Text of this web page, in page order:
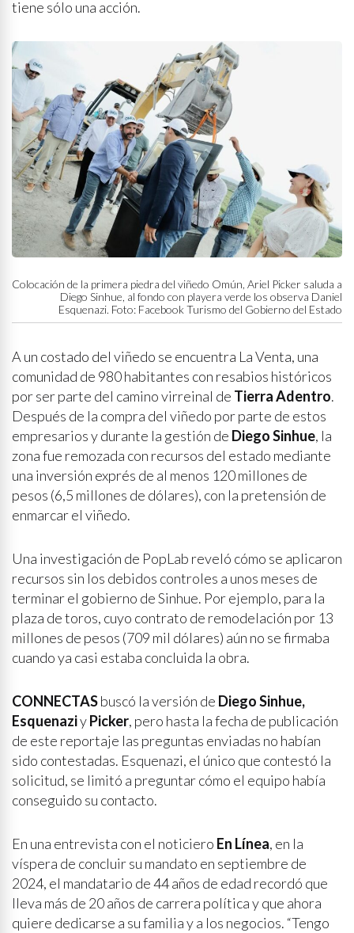
tiene sólo una acción.
Colocación de la primera piedra del viñedo Omún, Ariel Picker saluda a
Diego Sinhue, al fondo con playera verde los observa Daniel
Esquenazi. Foto: Facebook Turismo del Gobierno del Estado
A un costado del viñedo se encuentra La Venta, una
comunidad de 980 habitantes con resabios históricos
por ser parte del camino virreinal de Tierra Adentro.
Después de la compra del viñedo por parte de estos
empresarios y durante la gestión de Diego Sinhue, la
zona fue remozada con recursos del estado mediante
una inversión exprés de al menos 120 millones de
pesos (6,5 millones de dólares), con la pretensión de
enmarcar el viñedo.
Una investigación de PopLab reveló cómo se aplicaron
recursos sin los debidos controles a unos meses de
terminar el gobierno de Sinhue. Por ejemplo, para la
plaza de toros, cuyo contrato de remodelación por 13
millones de pesos (709 mil dólares) aún no se firmaba
cuando ya casi estaba concluida la obra.
CONNECTASbuscó la versión de Diego Sinhue,
EsquenaziyPicker, pero hasta la fecha de publicación
de este reportaje las preguntas enviadas no habían
sido contestadas. Esquenazi, el único que contestó la
solicitud, se limitó a preguntar cómo el equipo había
conseguido su contacto.
En una entrevista con el noticiero En Línea, en la
víspera de concluir su mandato en septiembre de
2024, el mandatario de 44 años de edad recordó que
lleva más de 20 años de carrera política y que ahora
quiere dedicarse a su familia y a los negocios. “Tengo